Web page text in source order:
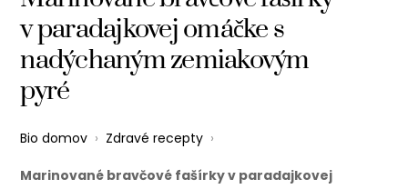
v paradajkovej omáčke s
nadýchaným zemiakovým
pyré
Bio domov › Zdravé recepty ›
Marinované bravčové fašírky v paradajkovej